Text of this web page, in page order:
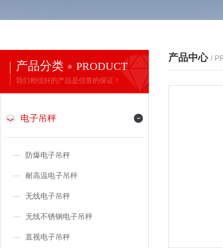
产品分类 PRODUCT
我们相信好的产品是信誉的保证！
电子吊秤
防爆电子吊秤
耐高温电子吊秤
无线电子吊秤
无线不锈钢电子吊秤
直视电子吊秤
产品中心 /